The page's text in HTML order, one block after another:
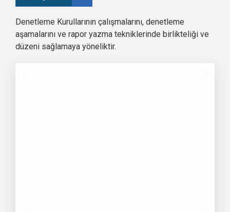
Denetleme Kurullarının çalışmalarını, denetleme
aşamalarını ve rapor yazma tekniklerinde birlikteliği ve
düzeni sağlamaya yöneliktir.